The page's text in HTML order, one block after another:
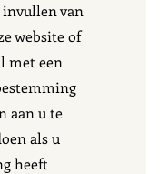
van
website of
met een
aan u te
als u
heeft